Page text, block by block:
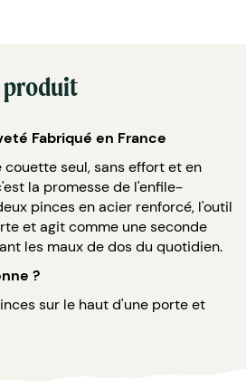
produit
Fabriqué en France
couette seul, sans effort et en
la promesse de l'enfile-
pinces en acier renforcé, l'outil
et agit comme une seconde
les maux de dos du quotidien.
?
sur le haut d'une porte et